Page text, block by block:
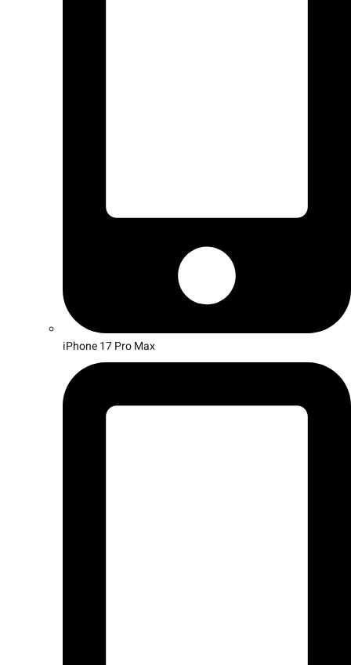
iPhone 17 Pro Max